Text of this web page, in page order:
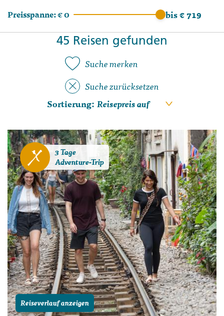
Preisspanne:€ 0 bis € 719
45 Reisen gefunden
Suche merken
Suche zurücksetzen
Sortierung:
3 Tage
Adventure-Trip
Reiseverlauf anzeigen